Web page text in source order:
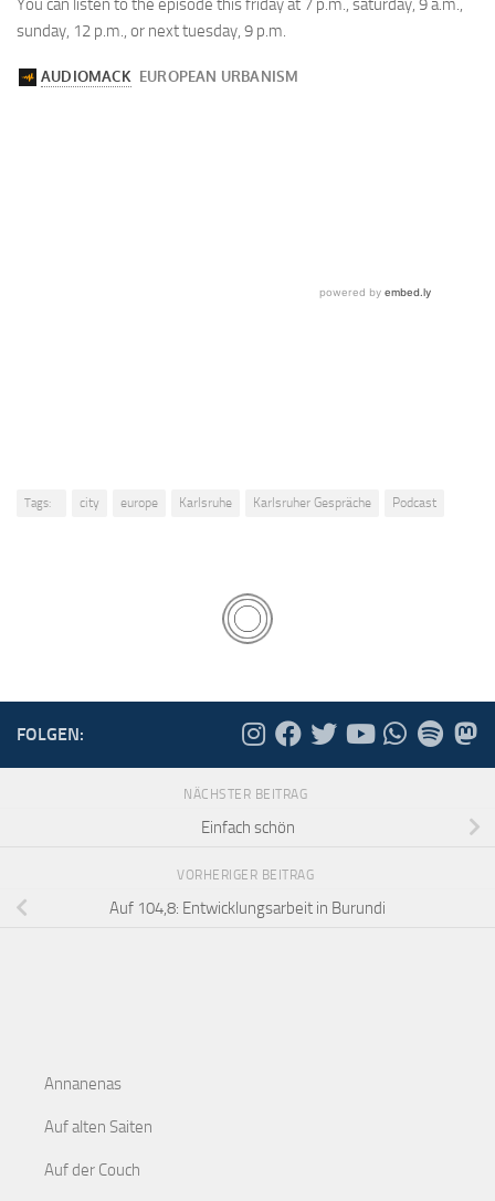
You can listen to the episode this friday at 7 p.m., saturday, 9 a.m.,
sunday, 12 p.m., or next tuesday, 9 p.m.
Tags: city europe Karlsruhe Karlsruher Gespräche Podcast
FOLGEN:
NÄCHSTER BEITRAG
Einfach schön
VORHERIGER BEITRAG
Auf 104,8: Entwicklungsarbeit in Burundi
Annanenas
Auf alten Saiten
Auf der Couch